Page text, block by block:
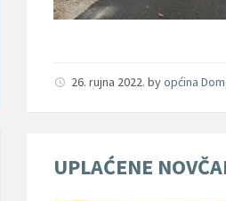
26. rujna 2022.byopćina
UPLAĆENE